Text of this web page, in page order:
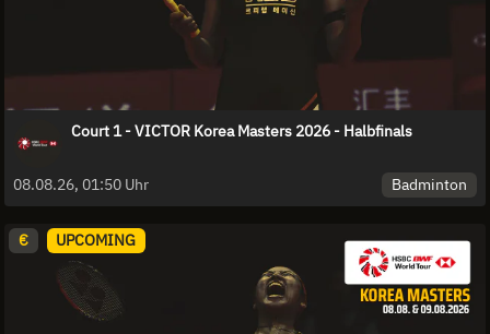
Court 1 - VICTOR Korea Masters 2026 - Halbfinals
08.08.26, 01:50 Uhr Badminton
€ UPCOMING